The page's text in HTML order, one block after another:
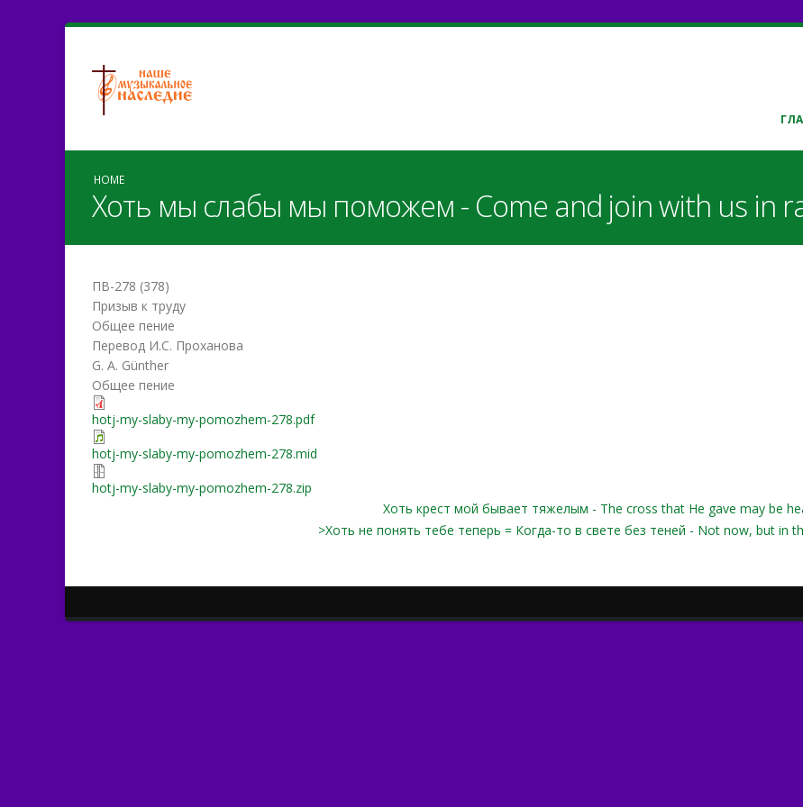
HOME
Хоть мы слабы мы поможем - Come and join with us in
ПВ-278 (378)
Призыв к труду
Общее пение
Перевод И.С. Проханова
G. A. Günther
Общее пение
hotj-my-slaby-my-pomozhem-278.pdf
hotj-my-slaby-my-pomozhem-278.mid
hotj-my-slaby-my-pomozhem-278.zip
Хоть крест мой бывает тяжелым - The cross that He gave may be
>Хоть не понять тебе теперь = Когда-то в свете без теней - Not now, but in